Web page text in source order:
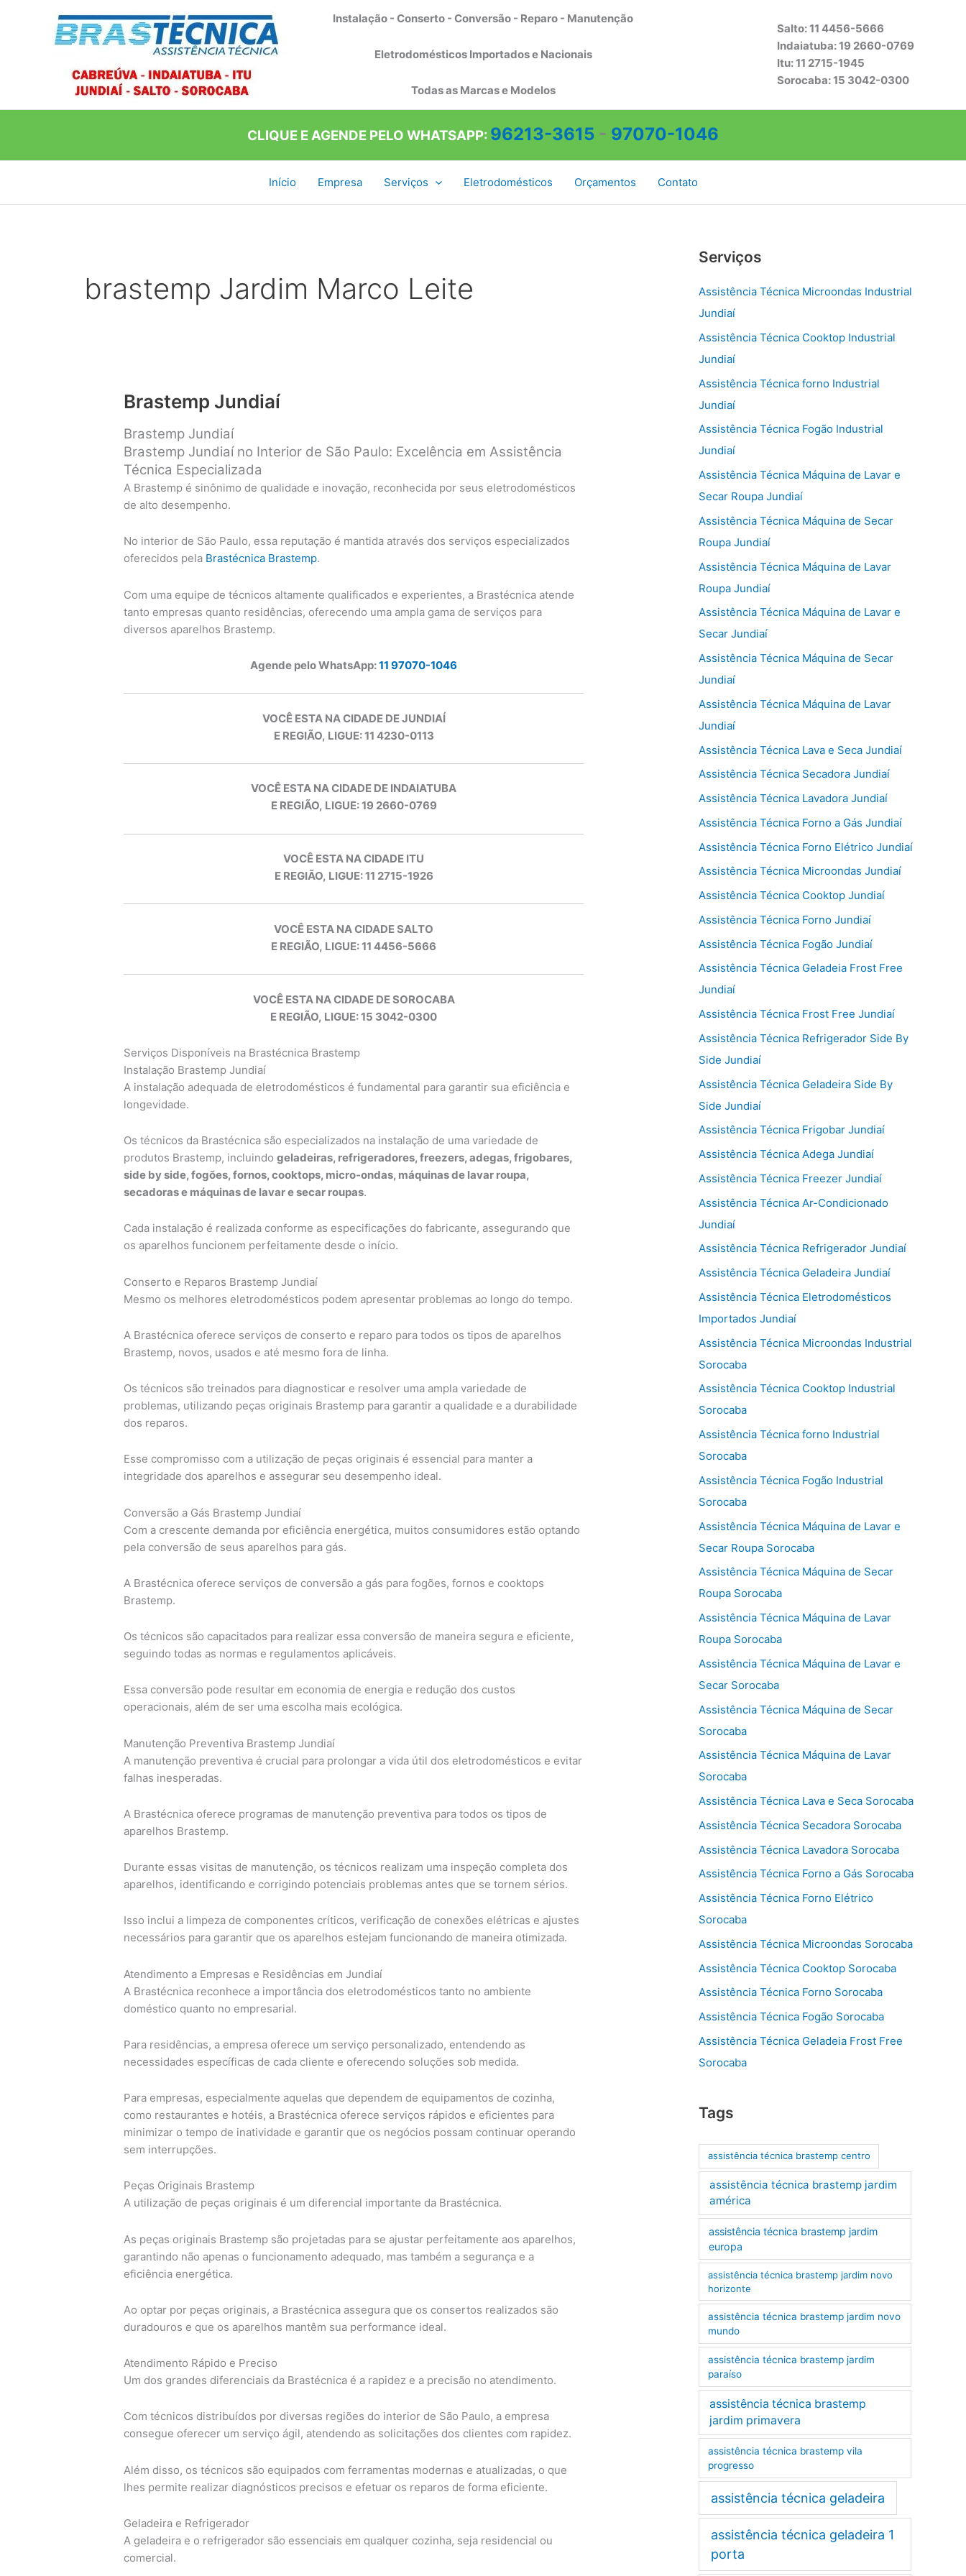
Instalação - Conserto - Conversão - Reparo - Manutenção
Eletrodomésticos Importados e Nacionais
Todas as Marcas e Modelos
Salto: 11 4456-5666
Indaiatuba: 19 2660-0769
Itu: 11 2715-1945
Sorocaba: 15 3042-0300
CLIQUE E AGENDE PELO WHATSAPP: 96213-3615 - 97070-1046
Início Empresa Serviços Eletrodomésticos Orçamentos Contato
brastemp Jardim Marco Leite
Brastemp Jundiaí
Brastemp Jundiaí
Brastemp Jundiaí no Interior de São Paulo: Excelência em Assistência
Técnica Especializada
A Brastemp é sinônimo de qualidade e inovação, reconhecida por seus eletrodomésticos
de alto desempenho.
No interior de São Paulo, essa reputação é mantida através dos serviços especializados
oferecidos pela Brastécnica Brastemp.
Com uma equipe de técnicos altamente qualificados e experientes, a Brastécnica atende
tanto empresas quanto residências, oferecendo uma ampla gama de serviços para
diversos aparelhos Brastemp.
Agende pelo WhatsApp:11 97070-1046
VOCÊ ESTA NA CIDADE DE JUNDIAÍ
E REGIÃO, LIGUE: 11 4230-0113
VOCÊ ESTA NA CIDADE DE INDAIATUBA
E REGIÃO, LIGUE: 19 2660-0769
VOCÊ ESTA NA CIDADE ITU
E REGIÃO, LIGUE: 11 2715-1926
VOCÊ ESTA NA CIDADE SALTO
E REGIÃO, LIGUE: 11 4456-5666
VOCÊ ESTA NA CIDADE DE SOROCABA
E REGIÃO, LIGUE: 15 3042-0300
Serviços Disponíveis na Brastécnica Brastemp
Instalação Brastemp Jundiaí
A instalação adequada de eletrodomésticos é fundamental para garantir sua eficiência e
longevidade.
Os técnicos da Brastécnica são especializados na instalação de uma variedade de
produtos Brastemp, incluindogeladeiras, refrigeradores, freezers, adegas, frigobares,
side by side, fogões, fornos, cooktops, micro-ondas, máquinas de lavar roupa,
secadoras e máquinas de lavar e secar roupas.
Cada instalação é realizada conforme as especificações do fabricante, assegurando que
os aparelhos funcionem perfeitamente desde o início.
Conserto e Reparos Brastemp Jundiaí
Mesmo os melhores eletrodomésticos podem apresentar problemas ao longo do tempo.
A Brastécnica oferece serviços de conserto e reparo para todos os tipos de aparelhos
Brastemp, novos, usados e até mesmo fora de linha.
Os técnicos são treinados para diagnosticar e resolver uma ampla variedade de
problemas, utilizando peças originais Brastemp para garantir a qualidade e a durabilidade
dos reparos.
Esse compromisso com a utilização de peças originais é essencial para manter a
integridade dos aparelhos e assegurar seu desempenho ideal.
Conversão a Gás Brastemp Jundiaí
Com a crescente demanda por eficiência energética, muitos consumidores estão optando
pela conversão de seus aparelhos para gás.
A Brastécnica oferece serviços de conversão a gás para fogões, fornos e cooktops
Brastemp.
Os técnicos são capacitados para realizar essa conversão de maneira segura e eficiente,
seguindo todas as normas e regulamentos aplicáveis.
Essa conversão pode resultar em economia de energia e redução dos custos
operacionais, além de ser uma escolha mais ecológica.
Manutenção Preventiva Brastemp Jundiaí
A manutenção preventiva é crucial para prolongar a vida útil dos eletrodomésticos e evitar
falhas inesperadas.
A Brastécnica oferece programas de manutenção preventiva para todos os tipos de
aparelhos Brastemp.
Durante essas visitas de manutenção, os técnicos realizam uma inspeção completa dos
aparelhos, identificando e corrigindo potenciais problemas antes que se tornem sérios.
Isso inclui a limpeza de componentes críticos, verificação de conexões elétricas e ajustes
necessários para garantir que os aparelhos estejam funcionando de maneira otimizada.
Atendimento a Empresas e Residências em Jundiaí
A Brastécnica reconhece a importância dos eletrodomésticos tanto no ambiente
doméstico quanto no empresarial.
Para residências, a empresa oferece um serviço personalizado, entendendo as
necessidades específicas de cada cliente e oferecendo soluções sob medida.
Para empresas, especialmente aquelas que dependem de equipamentos de cozinha,
como restaurantes e hotéis, a Brastécnica oferece serviços rápidos e eficientes para
minimizar o tempo de inatividade e garantir que os negócios possam continuar operando
sem interrupções.
Peças Originais Brastemp
A utilização de peças originais é um diferencial importante da Brastécnica.
As peças originais Brastemp são projetadas para se ajustar perfeitamente aos aparelhos,
garantindo não apenas o funcionamento adequado, mas também a segurança e a
eficiência energética.
Ao optar por peças originais, a Brastécnica assegura que os consertos realizados são
duradouros e que os aparelhos mantêm sua performance ideal.
Atendimento Rápido e Preciso
Um dos grandes diferenciais da Brastécnica é a rapidez e a precisão no atendimento.
Com técnicos distribuídos por diversas regiões do interior de São Paulo, a empresa
consegue oferecer um serviço ágil, atendendo as solicitações dos clientes com rapidez.
Além disso, os técnicos são equipados com ferramentas modernas e atualizadas, o que
lhes permite realizar diagnósticos precisos e efetuar os reparos de forma eficiente.
Geladeira e Refrigerador
A geladeira e o refrigerador são essenciais em qualquer cozinha, seja residencial ou
comercial.
Serviços
Assistência Técnica Microondas Industrial
Jundiaí
Assistência Técnica Cooktop Industrial
Jundiaí
Assistência Técnica forno Industrial
Jundiaí
Assistência Técnica Fogão Industrial
Jundiaí
Assistência Técnica Máquina de Lavar e
Secar Roupa Jundiaí
Assistência Técnica Máquina de Secar
Roupa Jundiaí
Assistência Técnica Máquina de Lavar
Roupa Jundiaí
Assistência Técnica Máquina de Lavar e
Secar Jundiaí
Assistência Técnica Máquina de Secar
Jundiaí
Assistência Técnica Máquina de Lavar
Jundiaí
Assistência Técnica Lava e Seca Jundiaí
Assistência Técnica Secadora Jundiaí
Assistência Técnica Lavadora Jundiaí
Assistência Técnica Forno a Gás Jundiaí
Assistência Técnica Forno Elétrico Jundiaí
Assistência Técnica Microondas Jundiaí
Assistência Técnica Cooktop Jundiaí
Assistência Técnica Forno Jundiaí
Assistência Técnica Fogão Jundiaí
Assistência Técnica Geladeia Frost Free
Jundiaí
Assistência Técnica Frost Free Jundiaí
Assistência Técnica Refrigerador Side By
Side Jundiaí
Assistência Técnica Geladeira Side By
Side Jundiaí
Assistência Técnica Frigobar Jundiaí
Assistência Técnica Adega Jundiaí
Assistência Técnica Freezer Jundiaí
Assistência Técnica Ar-Condicionado
Jundiaí
Assistência Técnica Refrigerador Jundiaí
Assistência Técnica Geladeira Jundiaí
Assistência Técnica Eletrodomésticos
Importados Jundiaí
Assistência Técnica Microondas Industrial
Sorocaba
Assistência Técnica Cooktop Industrial
Sorocaba
Assistência Técnica forno Industrial
Sorocaba
Assistência Técnica Fogão Industrial
Sorocaba
Assistência Técnica Máquina de Lavar e
Secar Roupa Sorocaba
Assistência Técnica Máquina de Secar
Roupa Sorocaba
Assistência Técnica Máquina de Lavar
Roupa Sorocaba
Assistência Técnica Máquina de Lavar e
Secar Sorocaba
Assistência Técnica Máquina de Secar
Sorocaba
Assistência Técnica Máquina de Lavar
Sorocaba
Assistência Técnica Lava e Seca Sorocaba
Assistência Técnica Secadora Sorocaba
Assistência Técnica Lavadora Sorocaba
Assistência Técnica Forno a Gás Sorocaba
Assistência Técnica Forno Elétrico
Sorocaba
Assistência Técnica Microondas Sorocaba
Assistência Técnica Cooktop Sorocaba
Assistência Técnica Forno Sorocaba
Assistência Técnica Fogão Sorocaba
Assistência Técnica Geladeia Frost Free
Sorocaba
Tags
assistência técnica brastemp centro
assistência técnica brastemp jardim
américa
assistência técnica brastemp jardim
europa
assistência técnica brastemp jardim novo
horizonte
assistência técnica brastemp jardim novo
mundo
assistência técnica brastemp jardim
paraíso
assistência técnica brastemp
jardim primavera
assistência técnica brastemp vila
progresso
assistência técnica geladeira
assistência técnica geladeira 1
porta